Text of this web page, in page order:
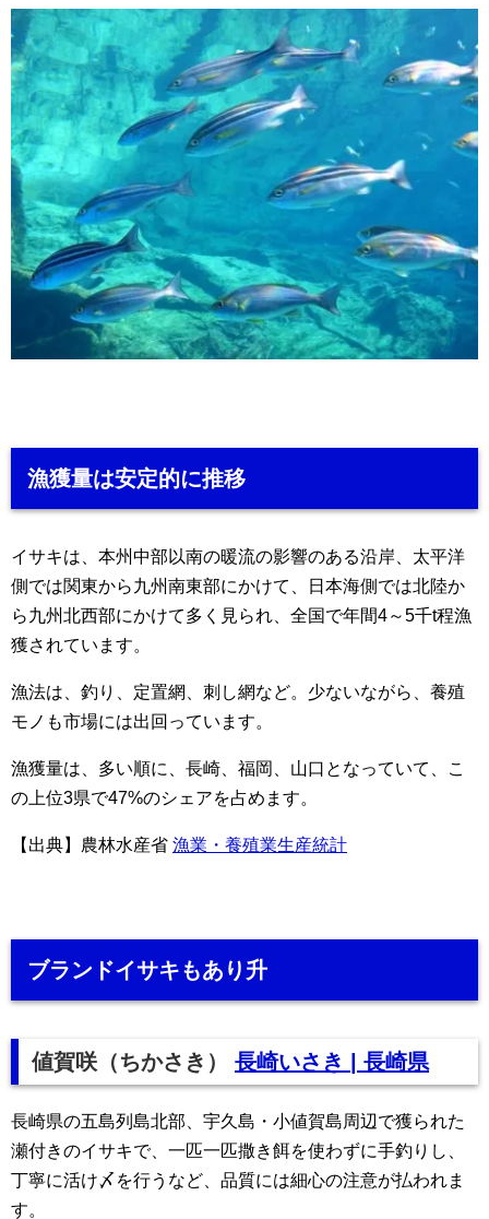
漁獲量は安定的に推移
イサキは、本州中部以南の暖流の影響のある沿岸、太平洋
側では関東から九州南東部にかけて、日本海側では北陸か
ら九州北西部にかけて多く見られ、全国で年間4～5千t程漁
獲されています。
漁法は、釣り、定置網、刺し網など。少ないながら、養殖
モノも市場には出回っています。
漁獲量は、多い順に、長崎、福岡、山口となっていて、こ
の上位3県で47%のシェアを占めます。
【出典】農林水産省 漁業・養殖業生産統計
ブランドイサキもあり升
値賀咲（ちかさき） 長崎いさき | 長崎県
長崎県の五島列島北部、宇久島・小値賀島周辺で獲られた
瀬付きのイサキで、一匹一匹撒き餌を使わずに手釣りし、
丁寧に活け〆を行うなど、品質には細心の注意が払われま
す。